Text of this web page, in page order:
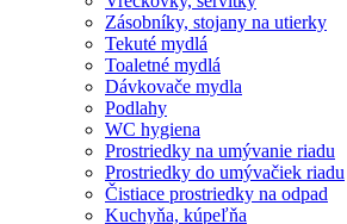
Zásobníky, stojany na utierky
Tekuté mydlá
Toaletné mydlá
Dávkovače mydla
Podlahy
WC hygiena
Prostriedky na umývanie riadu
Prostriedky do umývačiek riadu
Čistiace prostriedky na odpad
Kuchyňa, kúpeľňa